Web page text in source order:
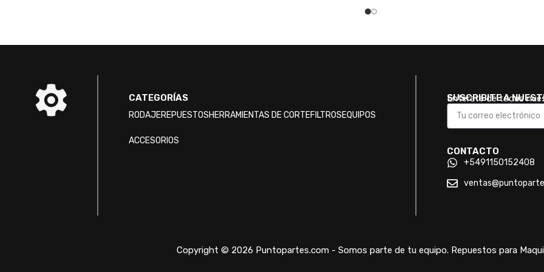
CATEGORÍAS
RODAJEREPUESTOSHERRAMIENTAS DE CORTEFILTROSEQUIPOS
ACCESORIOS
SUSCRIBITE A
Enterate de todas
CONTACTO
+5491150152408
Copyright © 2026 Puntopartes.com - Somos parte de tu equipo. Repuestos para